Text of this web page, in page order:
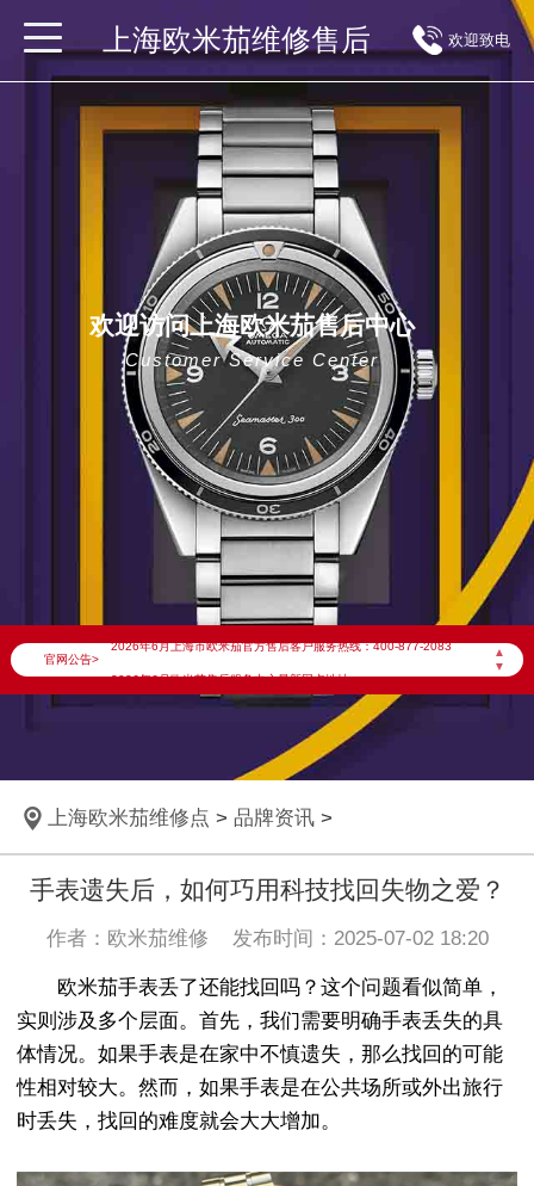
上海欧米茄维修售后 欢迎致电
欢迎访问上海欧米茄售后中心
Customer Service Center
官网公告>
▲
▼
2026年6月欧米茄上海市售后服务网络优化升级公告
2026年6月上海市欧米茄官方售后客户服务热线：400-877-2083
2026年6月欧米茄售后服务中心最新网点地址：
上海市黄浦区南京东路299号宏伊国际广场写字楼8层806室欧米茄售后服务中心（需提前预约）
上海欧米茄维修点 > 品牌资讯>
手表遗失后，如何巧用科技找回失物之爱？
作者：欧米茄维修 发布时间：2025-07-02 18:20
欧米茄手表丢了还能找回吗？这个问题看似简单，
实则涉及多个层面。首先，我们需要明确手表丢失的具
体情况。如果手表是在家中不慎遗失，那么找回的可能
性相对较大。然而，如果手表是在公共场所或外出旅行
时丢失，找回的难度就会大大增加。